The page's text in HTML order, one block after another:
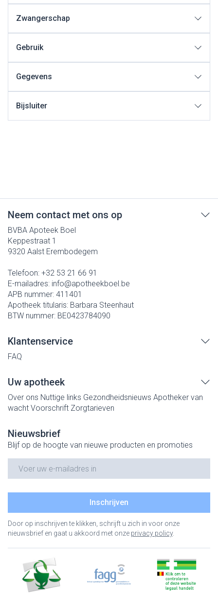
Zwangerschap
Gebruik
Gegevens
Bijsluiter
Neem contact met ons op
BVBA Apoteek Boel
Keppestraat 1
9320 Aalst Erembodegem
Telefoon: +32 53 21 66 91
E-mailadres: info@apotheekboel.be
APB nummer: 411401
Apotheek titularis: Barbara Steenhaut
BTW nummer: BE0423784090
Klantenservice
FAQ
Uw apotheek
Over ons Nuttige links Gezondheidsnieuws Apotheker van
wacht Voorschrift Zorgtarieven
Nieuwsbrief
Blijf op de hoogte van nieuwe producten en promoties
Inschrijven
Door op inschrijven te klikken, schrijft u zich in voor onze
nieuwsbrief en gaat u akkoord met onze privacy policy.